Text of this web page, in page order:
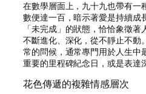
在數學層面上，九十九也帶有一
數便達一百，暗示著愛是持續成
「未完成」的狀態，恰恰象徵
不斷進化、深化，從不靜止不動
常的問候，通常專門用於人生中
重要的里程碑紀念日，或是表達
花色傳遞的複雜情感層次